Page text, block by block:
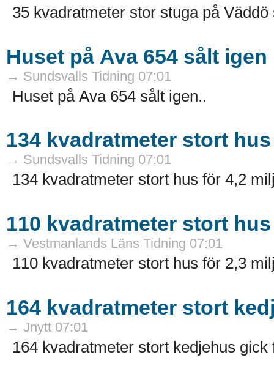
35 kvadratmeter stor stuga på Väddö
Huset på Ava 654 sålt igen
→ Sundsvalls Tidning 07:01
Huset på Ava 654 sålt igen..
134 kvadratmeter stort
→ Sundsvalls Tidning 07:01
134 kvadratmeter stort hus för 4,2
110 kvadratmeter stort
→ Vestmanlands Läns Tidning 07:01
110 kvadratmeter stort hus för 2,3
164 kvadratmeter stort
→ Jnytt 07:01
164 kvadratmeter stort kedjehus